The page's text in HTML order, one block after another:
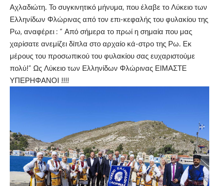
Αχλαδιώτη. Το συγκινητικό μήνυμα, που έλαβε το Λύκειο των
Ελληνίδων Φλώρινας από τον επι-κεφαλής του φυλακίου της
Ρω, αναφέρει : ” Από σήμερα το πρωί η σημαία που μας
χαρίσατε ανεμίζει δίπλα στο αρχαίο κά-στρο της Ρω. Εκ
μέρους του προσωπικού του φυλακίου σας ευχαριστούμε
πολύ!” Ως Λύκειο των Ελληνίδων Φλώρινας ΕΙΜΑΣΤΕ
ΥΠΕΡΗΦΑΝΟΙ !!!!